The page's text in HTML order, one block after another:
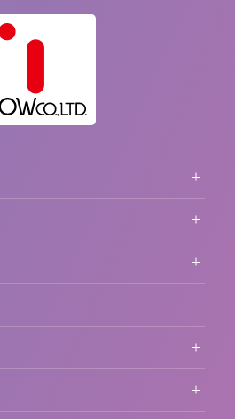
カンファレンス・展示会・アワ
ESPORTS・ゲームプロモーシ